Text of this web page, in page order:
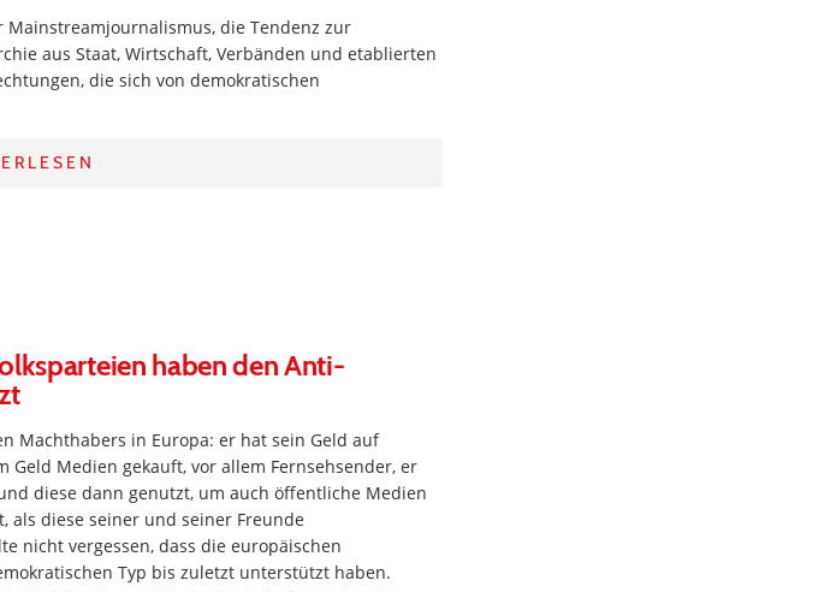
die Tendenz zur
aus Staat, Wirtschaft, Verbänden und etablierten
die sich von demokratischen
haben den Anti-
Machthabers in Europa: er hat sein Geld auf
Medien gekauft, vor allem Fernsehsender, er
diese dann genutzt, um auch öffentliche Medien
als diese seiner und seiner Freunde
nicht vergessen, dass die europäischen
Typ bis zuletzt unterstützt haben.